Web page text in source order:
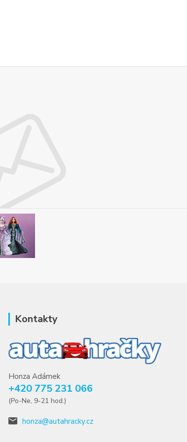
Kontakty
Honza Adámek
+420 775 231 066
(Po-Ne, 9-21 hod.)
honza@autahracky.cz